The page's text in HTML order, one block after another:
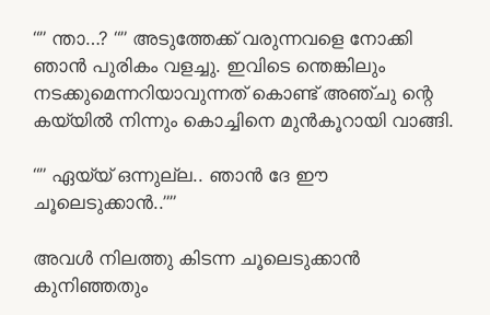
“” ന്താ…? “” അടുത്തേക്ക് വരുന്നവളെ നോക്കി
ഞാൻ പുരികം വളച്ചു. ഇവിടെ ന്തെങ്കിലും
നടക്കുമെന്നറിയാവുന്നത് കൊണ്ട് അഞ്ചു ന്റെ
കയ്യിൽ നിന്നും കൊച്ചിനെ മുൻകൂറായി വാങ്ങി.
“” ഏയ്യ് ഒന്നുല്ല.. ഞാൻ ദേ ഈ
ചൂലെടുക്കാൻ..””
അവൾ നിലത്തു കിടന്ന ചൂലെടുക്കാൻ
കുനിഞ്ഞതും